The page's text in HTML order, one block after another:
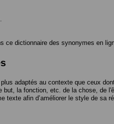
ce dictionnaire des synonymes en
adaptés au contexte que ceux
la fonction, etc. de la chose, de
texte afin d’améliorer le style de sa